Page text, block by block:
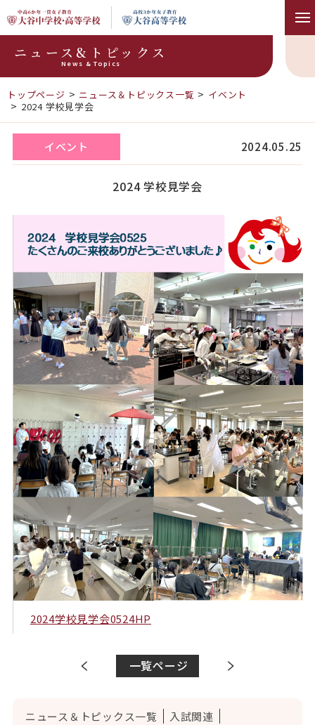
ニュース&トピックス
News & Topics
トップページ ニュース＆トピックス一覧
イベント
2024 学校見学会
イベント 2024.05.25
2024 学校見学会
2024学校見学会0524HP
一覧ページ
ニュース＆トピックス一覧
入試関連